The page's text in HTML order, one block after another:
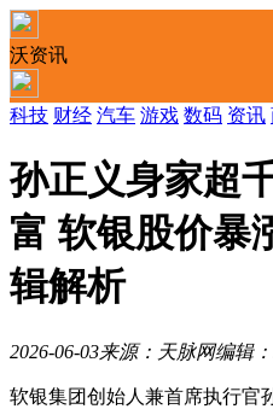
沃资讯
科技 财经 汽车 游戏 数码 资讯
孙正义身家超
富 软银股价暴
辑解析
2026-06-03来源：天脉网编辑
软银集团创始人兼首席执行官